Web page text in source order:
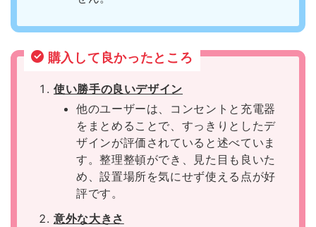
購入して良かったところ
使い勝手の良いデザイン
他のユーザーは、コンセントと充電器
をまとめることで、すっきりとしたデ
ザインが評価されていると述べていま
す。整理整頓ができ、見た目も良いた
め、設置場所を気にせず使える点が好
評です。
意外な大きさ